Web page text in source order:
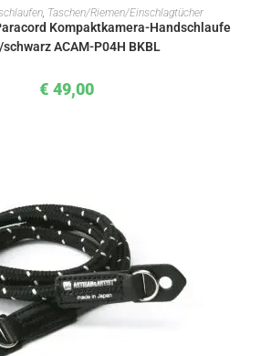
IN DEN WARENKORB
, Taschen/Riemen/Einschlagtücher
Kompaktkamera-Handschlaufe
ACAM-P04H BKBL
€ 49,00